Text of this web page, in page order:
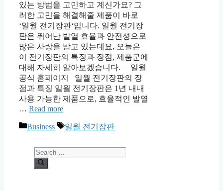
있는 방법을 고민하고 계신가요? 그
러한 고민을 해결해줄 제품이 바로
‘일월 전기장판‘입니다. 일월 전기장
판은 뛰어난 발열 효율과 안전성으로
많은 사랑을 받고 있는데요, 오늘은
이 전기장판의 특징과 장점, 제품군에
대해 자세히 알아보겠습니다. 일월
공식 홈페이지 일월 전기장판의 장
점과 특징 일월 전기장판은 1년 내내
사용 가능한 제품으로, 효율적인 발열
… Read more
Categories
Business Tags
일월 전기장판
Search
for: